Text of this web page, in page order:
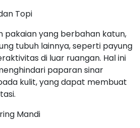
Topi
pakaian yang berbahan katun,
tubuh lainnya, seperti payung
di luar ruangan. Hal ini
paparan sinar
kulit, yang dapat membuat
Mandi